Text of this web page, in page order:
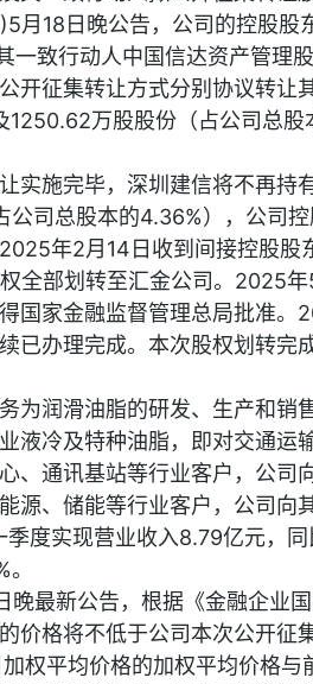
月18日晚公告，公司的控股股
一致行动人中国信达资产管理
开征集转让方式分别协议转让
万股股份（占公司总股
实施完毕，深圳建信将不再持
司总股本的4.36%），公司控
年2月14日收到间接控股股
全部划转至汇金公司。2025年
国家金融监督管理总局批准
已办理完成。本次股权划转完
为润滑油脂的研发、生产和销
液冷及特种油脂，即对交通运
、通讯基站等行业客户，公司
源、储能等行业客户，公司向
度实现营业收入8.79亿元，
晚最新公告，根据《金融企业
价格将不低于公司本次公开征
权平均价格的加权平均价格与